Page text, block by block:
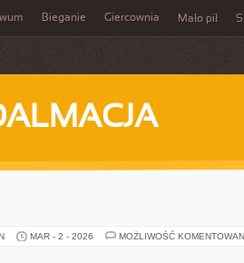
Bieganie Giercownia Mało pił
MAR - 2 - 2026 MOŻLIWOŚĆ